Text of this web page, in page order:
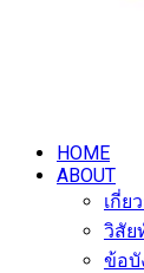
HOME
ABOUT
เกี่ย
วิสัย
ข้อบั